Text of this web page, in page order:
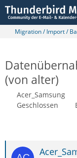
Migration / Import /
(von alter)
Acer_Samsung
Geschlossen